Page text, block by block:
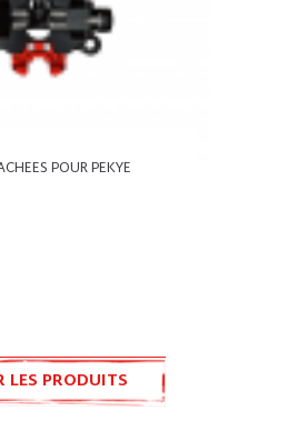
POUR PEKYE
LES PRODUITS